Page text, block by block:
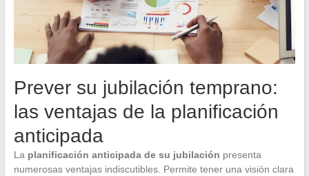
Prever su jubilación temprano:
las ventajas de la planificación
anticipada
La planificación anticipada de su jubilación presenta
numerosas ventajas indiscutibles. Permite tener una visión clara